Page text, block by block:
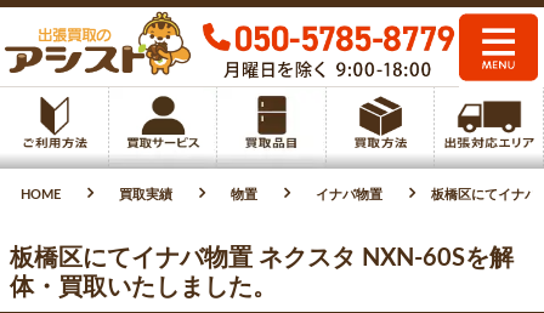
HOME 買取実績 物置 イナバ物置 板橋区にてイナバ
板橋区にてイナバ物置 ネクスタ NXN-60Sを解
体・買取いたしました。